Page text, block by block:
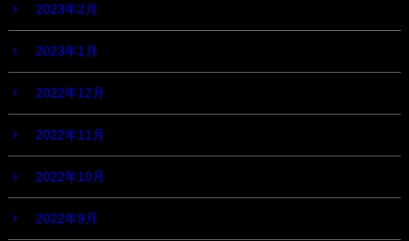
2023年2月
2023年1月
2022年12月
2022年11月
2022年10月
2022年9月